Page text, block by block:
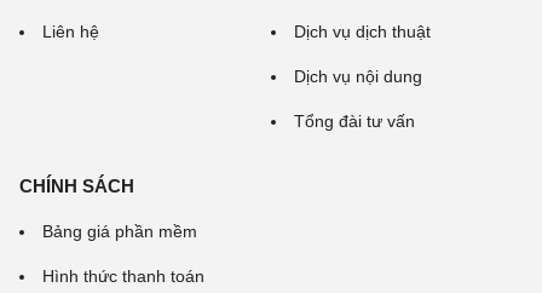
Liên hệ Dịch vụ dịch thuật
Dịch vụ nội dung
Tổng đài tư vấn
CHÍNH SÁCH
Bảng giá phần mềm
Hình thức thanh toán